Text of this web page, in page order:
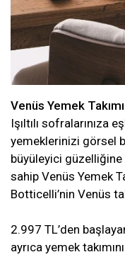
Venüs Yemek
Işıltılı sofralarınıza
yemeklerinizi görsel
büyüleyici güzelliğine
sahip Venüs Yemek
Botticelli’nin Venüs
2.997 TL’den
ayrıca yemek